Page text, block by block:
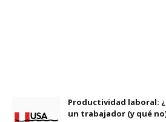
Productividad laboral:
un trabajador (y qué